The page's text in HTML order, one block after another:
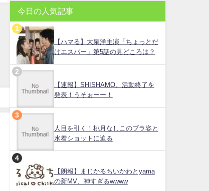
今日の人気記事
【ハマる】大泉洋主演「ちょっとだ
けエスパー」第5話の見どころは？
【速報】SHISHAMO、活動終了を
発表！うそぉーー！
人目を引く！桃月なしこのブラ姿と
水着ショットに迫る
【朗報】まじかるちいかわとyama
の新MV、神すぎるwwww